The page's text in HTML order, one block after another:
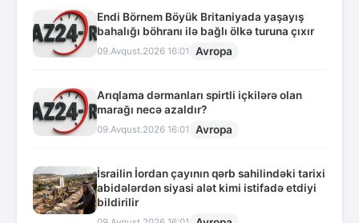
Endi Börnem Böyük Britaniyada yaşayış
bahalığı böhranı ilə bağlı ölkə turuna çıxır
09.Avqust.2026 16:01 Avropa
Arıqlama dərmanları spirtli içkilərə olan
marağı necə azaldır?
09.Avqust.2026 16:01 Avropa
İsrailin İordan çayının qərb sahilindəki tarixi
abidələrdən siyasi alət kimi istifadə etdiyi
bildirilir